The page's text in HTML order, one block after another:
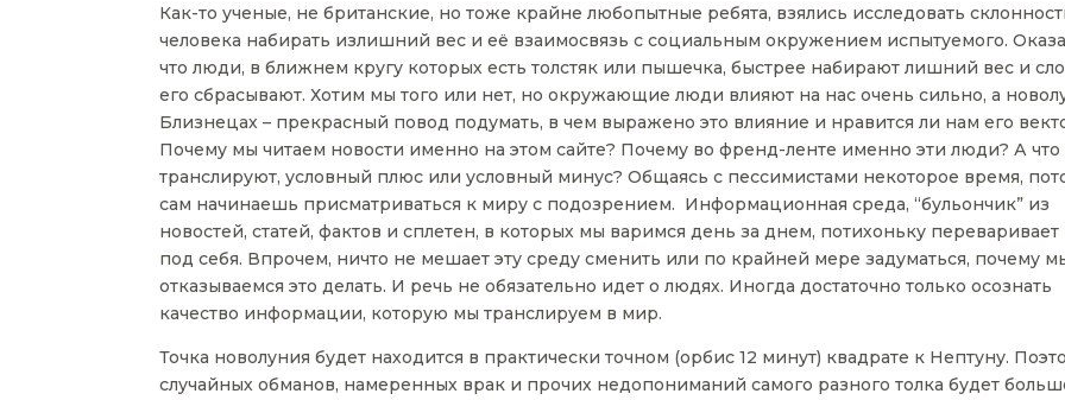
Как-то ученые, не британские, но тоже крайне любопытные ребята, взялись исследовать
человека набирать излишний вес и её взаимосвязь с социальным окружением испытуемого.
что люди, в ближнем кругу которых есть толстяк или пышечка, быстрее набирают лишний вес и
его сбрасывают. Хотим мы того или нет, но окружающие люди влияют на нас очень сильно, а
Близнецах – прекрасный повод подумать, в чем выражено это влияние и нравится ли нам его
Почему мы читаем новости именно на этом сайте? Почему во френд-ленте именно эти люди? А что
транслируют, условный плюс или условный минус? Общаясь с пессимистами некоторое время,
сам начинаешь присматриваться к миру с подозрением. Информационная среда, “бульончик” из
новостей, статей, фактов и сплетен, в которых мы варимся день за днем, потихоньку переваривает
под себя. Впрочем, ничто не мешает эту среду сменить или по крайней мере задуматься, почему
отказываемся это делать. И речь не обязательно идет о людях. Иногда достаточно только осознать
качество информации, которую мы транслируем в мир.
Точка новолуния будет находится в практически точном (орбис 12 минут) квадрате к Нептуну.
случайных обманов, намеренных врак и прочих недопониманий самого разного толка будет